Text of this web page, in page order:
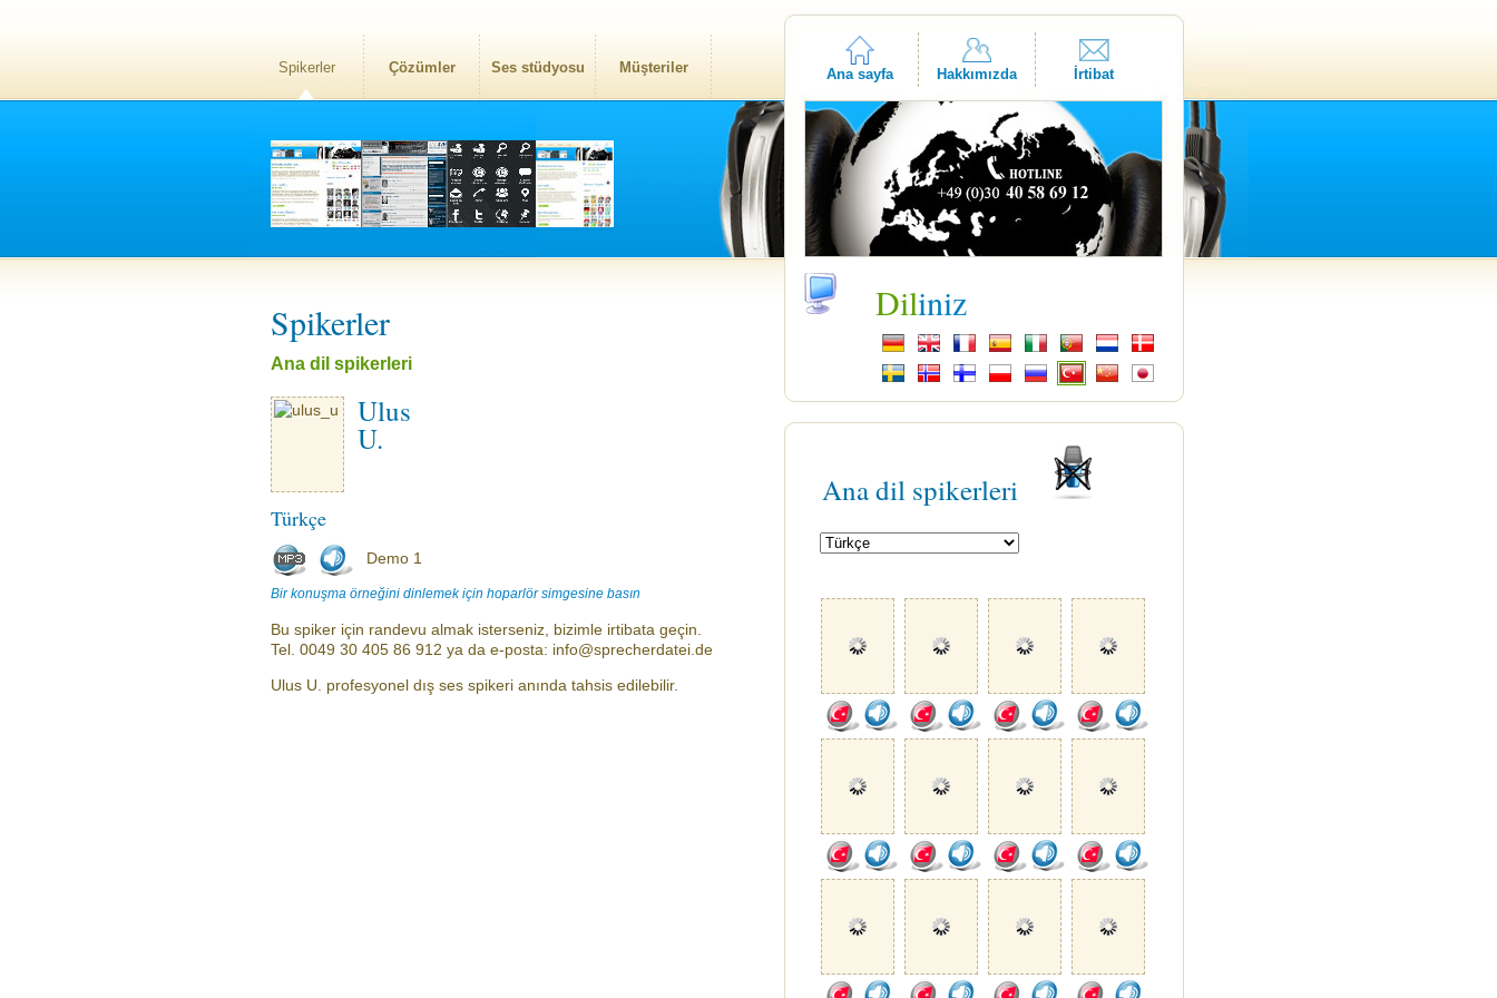
Spikerler Çözümler Ses stüdyosu Müşteriler Ana sayfa Hakkımızda İrtibat
Spikerler
Ana dil spikerleri
Ulus
U.
Türkçe
Demo 1
Bir konuşma örneğini dinlemek için hoparlör simgesine basın
Bu spiker için randevu almak isterseniz, bizimle irtibata geçin.
Tel. 0049 30 405 86 912 ya da e-posta: info@sprecherdatei.de
Ulus U. profesyonel dış ses spikeri anında tahsis edilebilir.
Diliniz
Ana dil spikerleri